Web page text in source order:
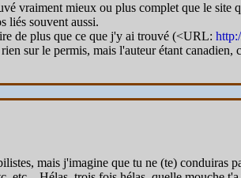
vraiment mieux ou plus complet que le
liés souvent aussi.
de plus que ce que j'y ai trouvé (<URL:
sur le permis, mais l'auteur étant canadien,
mais j'imagine que tu ne (te) conduiras